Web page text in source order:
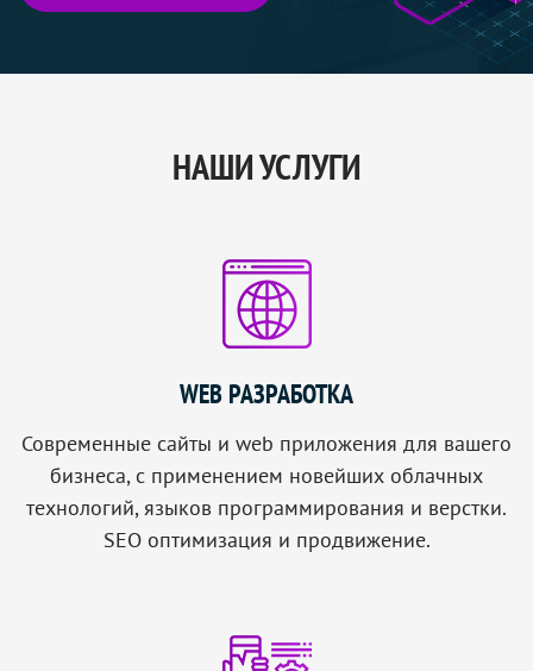
НАШИ УСЛУГИ
WEB РАЗРАБОТКА
Современные сайты и web приложения для вашего
бизнеса, с применением новейших облачных
технологий, языков программирования и верстки.
SEO оптимизация и продвижение.